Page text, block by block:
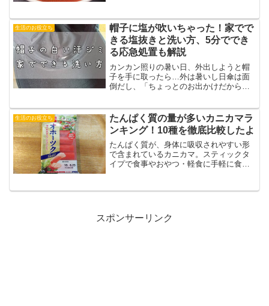
ンって食べたくなる時ってありますよ
ね。でも、ラーメンって...
生活のお役立ち
帽子に塩が吹いちゃった！家でで
きる塩抜きと洗い方、5分ででき
る応急処置も解説
カンカン照りの暑い日、外出しようと帽
子を手に取ったら…外は暑いし日傘は面
倒だし、「ちょっとのお出かけだからこ
てしまう、というのはよくあるパター
ン。特に黒や紺など、色の濃い...
生活のお役立ち
たんぱく質の量が多いカニカマラ
ンキング！10種を徹底比較したよ
たんぱく質が、身体に吸収されやすい形
で含まれているカニカマ。スティックタ
イプで食事やおやつ・軽食に手軽に食べ
のだとか。スーパーに行くと、いろいろ
スポンサーリンク